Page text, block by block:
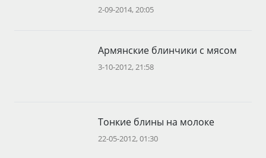
2-09-2014, 20:05
Армянские блинчики с мясом
3-10-2012, 21:58
Тонкие блины на молоке
22-05-2012, 01:30